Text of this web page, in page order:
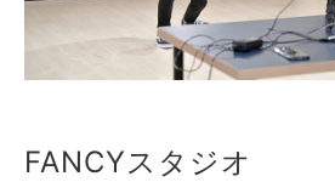
FANCYスタジオ